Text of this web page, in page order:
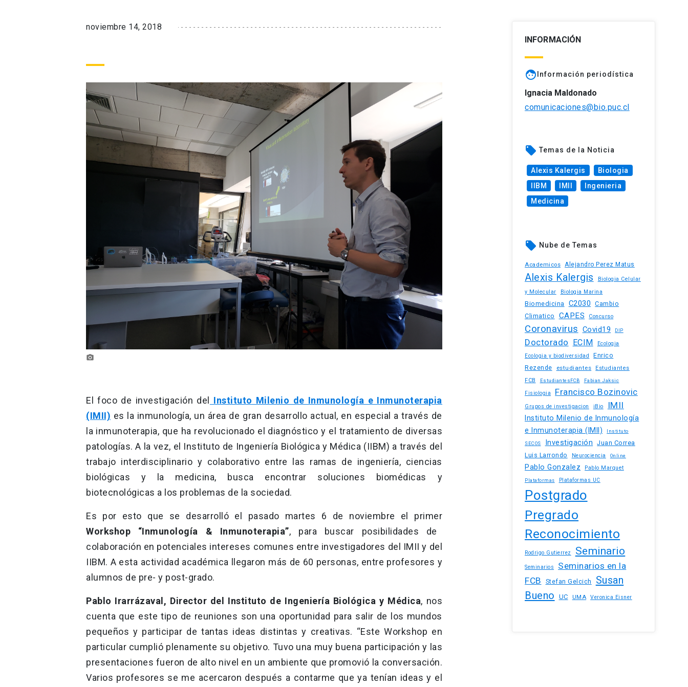
noviembre 14, 2018
photo_camera
El foco de investigación del
Instituto Milenio de Inmunología e Inmunoterapia
(IMII) es la inmunología, un área de gran desarrollo actual, en especial a través de
la inmunoterapia, que ha revolucionado el diagnóstico y el tratamiento de diversas
patologías. A la vez, el Instituto de Ingeniería Biológica y Médica (IIBM) a través del
trabajo interdisciplinario y colaborativo entre las ramas de ingeniería, ciencias
biológicas y la medicina, busca encontrar soluciones biomédicas y
biotecnológicas a los problemas de la sociedad.
Es por esto que se desarrolló el pasado martes 6 de noviembre el primer
Workshop “Inmunología & Inmunoterapia”, para buscar posibilidades de
colaboración en potenciales intereses comunes entre investigadores del IMII y del
IIBM. A esta actividad académica llegaron más de 60 personas, entre profesores y
alumnos de pre- y post-grado.
Pablo Irarrázaval, Director del Instituto de Ingeniería Biológica y Médica, nos
cuenta que este tipo de reuniones son una oportunidad para salir de los mundos
pequeños y participar de tantas ideas distintas y creativas. “Este Workshop en
particular cumplió plenamente su objetivo. Tuvo una muy buena participación y las
presentaciones fueron de alto nivel en un ambiente que promovió la conversación.
Varios profesores se me acercaron después a contarme que ya tenían ideas y el
INFORMACIÓN
face Información periodística
Ignacia Maldonado
comunicaciones@bio.puc.cl
local_offer Temas de la Noticia
Alexis Kalergis
Biologia
IIBM
IMII
Ingenieria
Medicina
local_offer Nube de Temas
Academicos Alejandro Perez Matus
Alexis Kalergis
Biologia Celular
y Molecular
Biologia Marina
Biomedicina C2030
Cambio
Climatico
CAPES Concurso
Coronavirus Covid19 DIP
Doctorado ECIM Ecologia
Ecologia y biodiversidad
Enrico
Rezende
estudiantes
Estudiantes
FCB
EstudiantesFCB Fabian Jaksic
Fisiologia Francisco Bozinovic
Grupos de investigacion iBio IMII
Instituto Milenio de Inmunología
e Inmunoterapia (IMII)
Instituto
SECOS Investigación
Juan Correa
Luis Larrondo
Neurociencia Online
Pablo Gonzalez Pablo Marquet
Plataformas Plataformas UC
Postgrado
Pregrado
Reconocimiento
Rodrigo Gutierrez Seminario
Seminarios
Seminarios en la
FCB
Stefan Gelcich
Susan
Bueno
UC UMA Veronica Eisner